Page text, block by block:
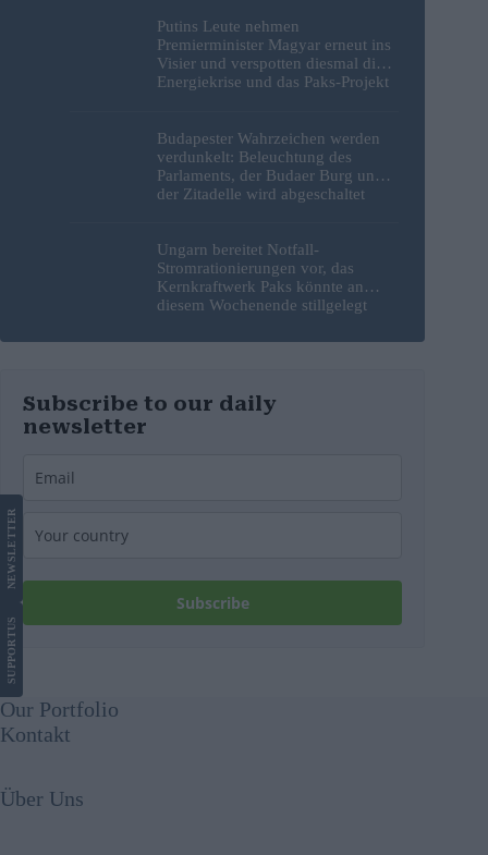
Putins Leute nehmen
Premierminister Magyar erneut ins
Visier und verspotten diesmal die
Energiekrise und das Paks-Projekt
Budapester Wahrzeichen werden
verdunkelt: Beleuchtung des
Parlaments, der Budaer Burg und
der Zitadelle wird abgeschaltet
Ungarn bereitet Notfall-
Stromrationierungen vor, das
Kernkraftwerk Paks könnte an
diesem Wochenende stillgelegt
Subscribe to our daily
newsletter
Subscribe
SUPPORT
US
NEWS
LETTER
Our Portfolio
Kontakt
Über Uns